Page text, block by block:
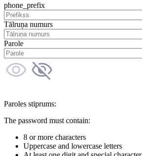
phone_prefix
Tālruņa numurs
Parole
Paroles stiprums:
The password must contain:
8 or more characters
Uppercase and lowercase letters